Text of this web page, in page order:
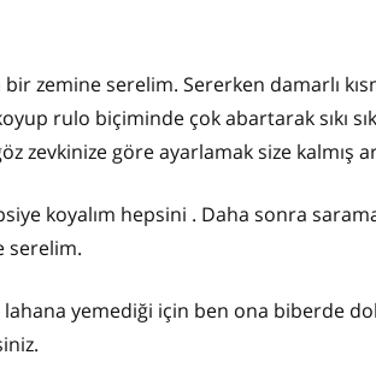
zemine serelim. Sererken damarlı
rulo biçiminde çok abartarak sıkı
zevkinize göre ayarlamak size kalmış
koyalım hepsini . Daha sonra
serelim.
lahana yemediği için ben ona biberde